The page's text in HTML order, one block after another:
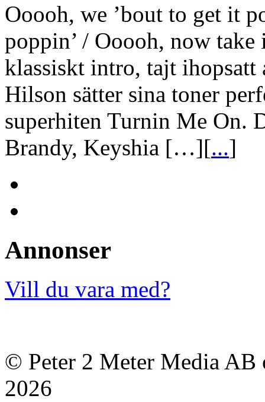
Ooooh, we ’bout to get it
poppin’ / Ooooh, now
klassiskt intro, tajt
Hilson sätter sina toner
superhiten Turnin Me On.
Brandy, Keyshia […][...]
Annonser
Vill du vara med?
© Peter 2 Meter Media AB
2026